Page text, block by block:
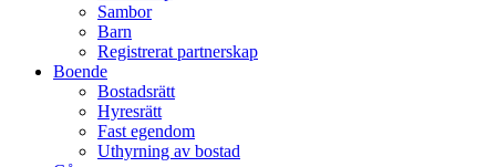
Sambor
Barn
Registrerat partnerskap
Boende
Bostadsrätt
Hyresrätt
Fast egendom
Uthyrning av bostad